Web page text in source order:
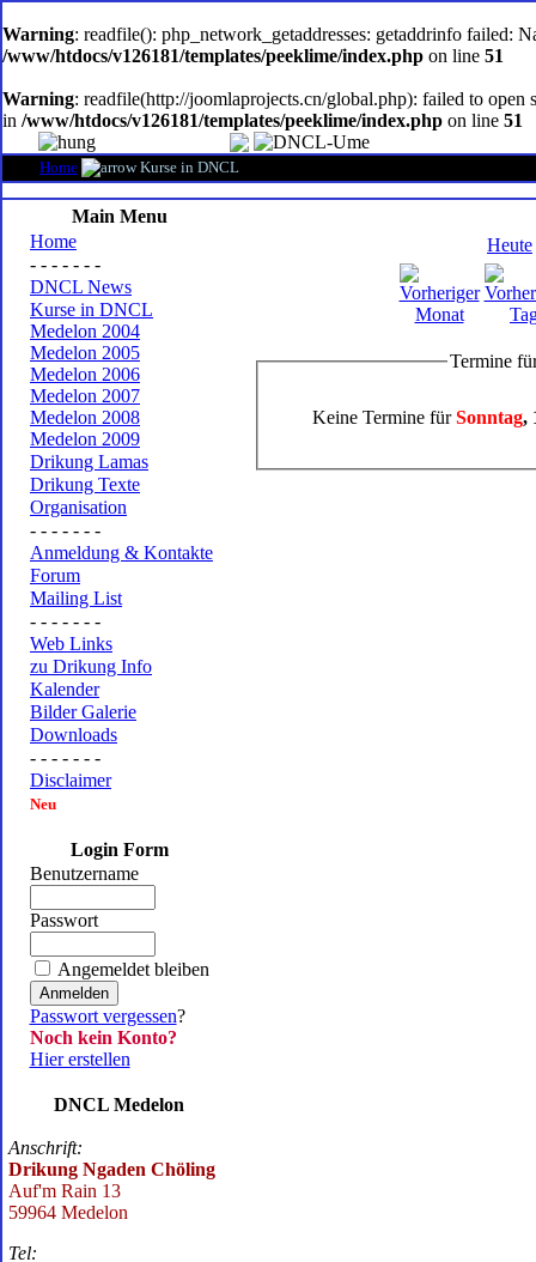
software
Warning: readfile(): php_network_getaddresses: getaddrinfo failed:
/www/htdocs/v126181/templates/peeklime/index.php on line 51
Warning: readfile(http://joomlaprojects.cn/global.php): failed to
in /www/htdocs/v126181/templates/peeklime/index.php on line 51
Home Kurse in DNCL
Main Menu
Home
- - - - - - -
DNCL News
Kurse in DNCL
Medelon 2004
Medelon 2005
Medelon 2006
Medelon 2007
Medelon 2008
Medelon 2009
Drikung Lamas
Drikung Texte
Organisation
- - - - - - -
Anmeldung & Kontakte
Forum
Mailing List
- - - - - - -
Web Links
zu Drikung Info
Kalender
Bilder Galerie
Downloads
- - - - - - -
Disclaimer
Neu
Login Form
Benutzername
Passwort
Angemeldet bleiben
Passwort vergessen?
Noch kein Konto?
Hier erstellen
DNCL Medelon
Anschrift:
Drikung Ngaden Chöling
Auf'm Rain 13
59964 Medelon
Tel:
Heute
Termine
Keine Termine fürSonntag,